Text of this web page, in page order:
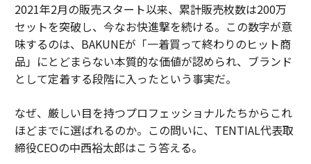
2021年2月の販売スタート以来、累計販売枚数は200万
セットを突破し、今なお快進撃を続ける。この数字が意
味するのは、BAKUNEが「一着買って終わりのヒット商
品」にとどまらない本質的な価値が認められ、ブランド
として定着する段階に入ったという事実だ。
なぜ、厳しい目を持つプロフェッショナルたちからこれ
ほどまでに選ばれるのか。この問いに、TENTIAL代表取
締役CEOの中西裕太郎はこう答える。